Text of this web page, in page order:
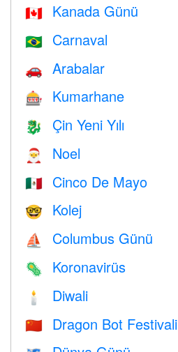
🇨🇦 Kanada Günü
🇧🇷 Carnaval
🚗 Arabalar
🎰 Kumarhane
🐉 Çin Yeni Yılı
🎅 Noel
🇲🇽 Cinco De Mayo
🤓 Kolej
⛵️ Columbus Günü
🦠 Koronavirüs
🕯 Diwali
🇨🇳 Dragon Bot Festivali